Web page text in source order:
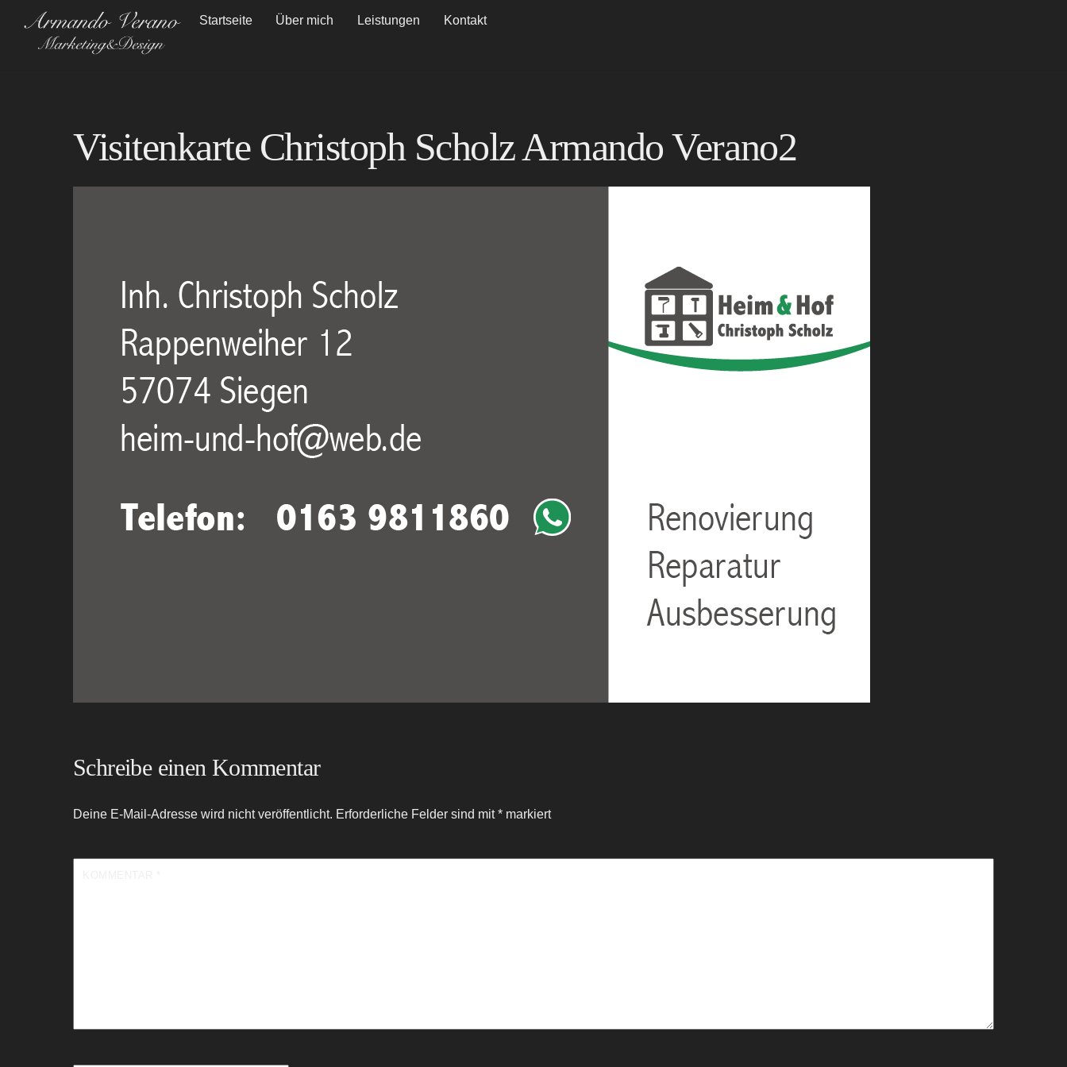
content
Startseite Über mich Leistungen Kontakt
Visitenkarte Christoph Scholz Armando Verano2
Schreibe einen Kommentar
Deine E-Mail-Adresse wird nicht veröffentlicht. Erforderliche Felder sind mit* markiert